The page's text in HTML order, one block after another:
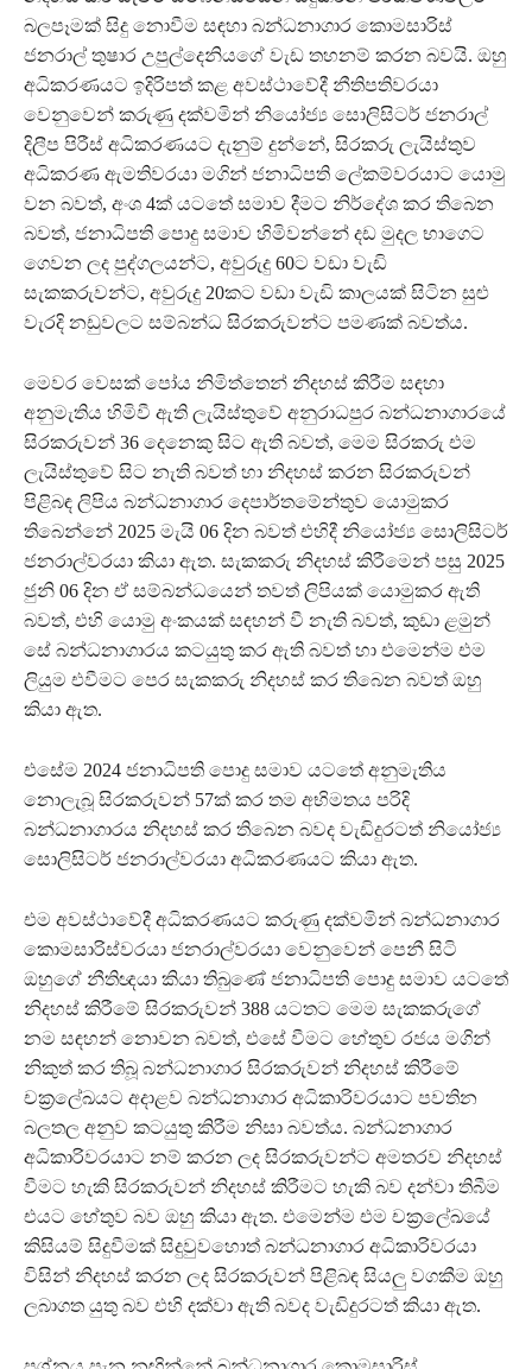
බලපෑමක් සිදු නොවීම සඳහා බන්ධනාගාර කොමසාරිස්
ජනරාල් තුෂාර උපුල්දෙනියගේ වැඩ තහනම් කරන බවයි. ඔහු
අධිකරණයට ඉදිරිපත් කළ අවස්ථාවේදී නීතිපතිවරයා
වෙනුවෙන් කරුණු දක්වමින් නියෝජ්‍ය සොලිසිටර් ජනරාල්
දිලීප පිරීස් අධිකරණයට දැනුම් දුන්නේ, සිරකරු ලැයිස්තුව
අධිකරණ ඇමතිවරයා මගින් ජනාධිපති ලේකම්වරයාට යොමු
වන බවත්, අංශ 4ක් යටතේ සමාව දීමට නිර්දේශ කර තිබෙන
බවත්, ජනාධිපති පොදු සමාව හිමිවන්නේ දඩ මුදල භාගෙට
ගෙවන ලද පුද්ගලයන්ට, අවුරුදු 60ට වඩා වැඩි
සැකකරුවන්ට, අවුරුදු 20කට වඩා වැඩි කාලයක් සිටින සුළු
වැරදි නඩුවලට සම්බන්ධ සිරකරුවන්ට පමණක් බවත්ය.
මෙවර වෙසක් පෝය නිමිත්තෙන් නිදහස් කිරීම සඳහා
අනුමැතිය හිමිවී ඇති ලැයිස්තුවේ අනුරාධපුර බන්ධනාගාරයේ
සිරකරුවන් 36 දෙනෙකු සිට ඇති බවත්, මෙම සිරකරු එම
ලැයිස්තුවේ සිට නැති බවත් හා නිදහස් කරන සිරකරුවන්
පිළිබඳ ලිපිය බන්ධනාගාර දෙපාර්තමේන්තුව යොමුකර
තිබෙන්නේ 2025 මැයි 06 දින බවත් එහිදී නියෝජ්‍ය සොලිසිටර්
ජනරාල්වරයා කියා ඇත. සැකකරු නිදහස් කිරීමෙන් පසු 2025
ජුනි 06 දින ඒ සම්බන්ධයෙන් තවත් ලිපියක් යොමුකර ඇති
බවත්, එහි යොමු අංකයක් සඳහන් වී නැති බවත්, කුඩා ළමුන්
සේ බන්ධනාගාරය කටයුතු කර ඇති බවත් හා එමෙන්ම එම
ලියුම එවීමට පෙර සැකකරු නිදහස් කර තිබෙන බවත් ඔහු
කියා ඇත.
එසේම 2024 ජනාධිපති පොදු සමාව යටතේ අනුමැතිය
නොලැබූ සිරකරුවන් 57ක් කර තම අභිමතය පරිදි
බන්ධනාගාරය නිදහස් කර තිබෙන බවද වැඩිදුරටත් නියෝජ්‍ය
සොලිසිටර් ජනරාල්වරයා අධිකරණයට කියා ඇත.
එම අවස්ථාවේදී අධිකරණයට කරුණු දක්වමින් බන්ධනාගාර
කොමසාරිස්වරයා ජනරාල්වරයා වෙනුවෙන් පෙනී සිටි
ඔහුගේ නීතිඥයා කියා තිබුණේ ජනාධිපති පොදු සමාව යටතේ
නිදහස් කිරීමේ සිරකරුවන් 388 යටතට මෙම සැකකරුගේ
නම සඳහන් නොවන බවත්, එසේ වීමට හේතුව රජය මගින්
නිකුත් කර තිබූ බන්ධනාගාර සිරකරුවන් නිදහස් කිරීමේ
චක්‍රලේඛයට අදාළව බන්ධනාගාර අධිකාරිවරයාට පවතින
බලතල අනුව කටයුතු කිරීම නිසා බවත්ය. බන්ධනාගාර
අධිකාරිවරයාට නම් කරන ලද සිරකරුවන්ට අමතරව නිදහස්
වීමට හැකි සිරකරුවන් නිදහස් කිරීමට හැකි බව දන්වා තිබීම
එයට හේතුව බව ඔහු කියා ඇත. එමෙන්ම එම චක්‍රලේඛයේ
කිසියම් සිදුවීමක් සිදුවුවහොත් බන්ධනාගාර අධිකාරිවරයා
විසින් නිදහස් කරන ලද සිරකරුවන් පිළිබඳ සියලු වගකීම ඔහු
ලබාගත යුතු බව එහි දක්වා ඇති බවද වැඩිදුරටත් කියා ඇත.